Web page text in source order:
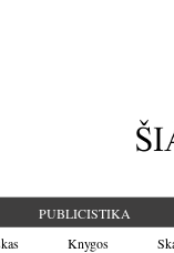
PUBLICISTIKA
Knygos